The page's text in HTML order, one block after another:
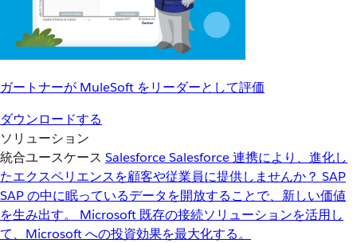
ガートナーが MuleSoft をリーダーとして評価
ダウンロードする
ソリューション
統合ユースケース SalesforceSalesforce 連携により、進化し
たエクスペリエンスを顧客や従業員に提供しませんか？ SAP
SAP の中に眠っているデータを開放することで、新しい価値
を生み出す。
Microsoft 既存の接続ソリューションを活用し
て、Microsoft への投資効果を最大化する。